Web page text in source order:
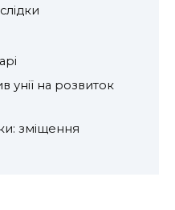
унії на розвиток
зміщення